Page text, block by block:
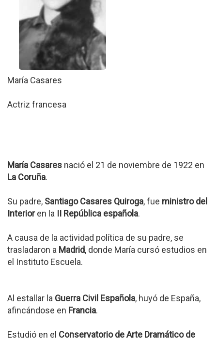
María Casares
Actriz francesa
María Casares nació el 21 de noviembre de 1922 en
La Coruña.
Su padre, Santiago Casares Quiroga, fue ministro del
Interioren la II República española.
A causa de la actividad política de su padre, se
trasladaron a Madrid, donde María cursó estudios en
el Instituto Escuela.
Al estallar la Guerra Civil Española, huyó de España,
afincándose en Francia.
Estudió en el Conservatorio de Arte Dramático de